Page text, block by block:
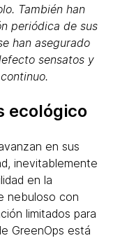
También han
periódica de sus
han asegurado
sensatos y
ecológico
en sus
inevitablemente
en la
nebuloso con
limitados para
GreenOps está